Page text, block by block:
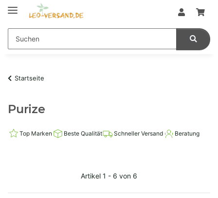
Startseite
Purize
Top Marken Beste Qualität Schneller Versand Beratung
Artikel 1 - 6 von 6